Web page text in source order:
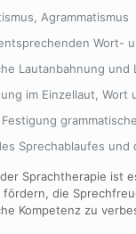
Agrammatismus
Wort-
Lautanbahnung und
im Einzellaut, Wort
Sprechablaufes und
Sprachtherapie ist
fördern, die
Kompetenz zu